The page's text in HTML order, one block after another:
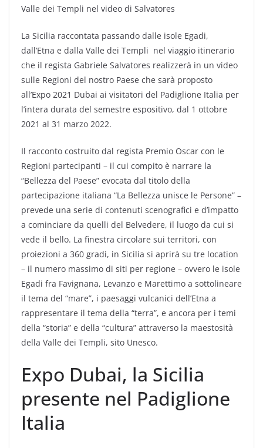
Valle dei Templi nel video di Salvatores
La Sicilia raccontata passando dalle isole Egadi,
dall’Etna e dalla Valle dei Templi nel viaggio itinerario
che il regista Gabriele Salvatores realizzerà in un video
sulle Regioni del nostro Paese che sarà proposto
all’Expo 2021 Dubai ai visitatori del Padiglione Italia per
l’intera durata del semestre espositivo, dal 1 ottobre
2021 al 31 marzo 2022.
Il racconto costruito dal regista Premio Oscar con le
Regioni partecipanti – il cui compito è narrare la
“Bellezza del Paese” evocata dal titolo della
partecipazione italiana “La Bellezza unisce le Persone” –
prevede una serie di contenuti scenografici e d’impatto
a cominciare da quelli del Belvedere, il luogo da cui si
vede il bello. La finestra circolare sui territori, con
proiezioni a 360 gradi, in Sicilia si aprirà su tre location
– il numero massimo di siti per regione – ovvero le isole
Egadi fra Favignana, Levanzo e Marettimo a sottolineare
il tema del “mare”, i paesaggi vulcanici dell’Etna a
rappresentare il tema della “terra”, e ancora per i temi
della “storia” e della “cultura” attraverso la maestosità
della Valle dei Templi, sito Unesco.
Expo Dubai, la Sicilia
presente nel Padiglione
Italia